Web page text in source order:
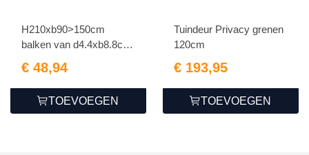
H210xb90>150cm
balken van d4.4xb8.8cm
€ 48,94
TOEVOEGEN
Tuindeur Privacy grenen
120cm
€ 193,95
TOEVOEGEN